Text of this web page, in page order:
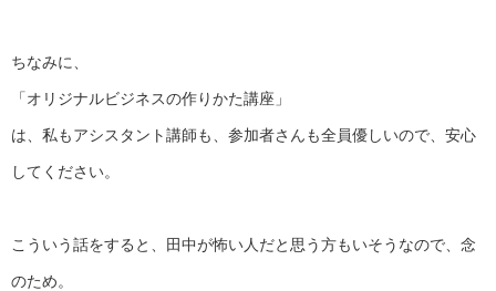
ちなみに、
「オリジナルビジネスの作りかた講座」
は、私もアシスタント講師も、参加者さんも全員優しいので、 安心
してください。
こういう話をすると、田中が怖い人だと思う方もいそうなので、 念
のため。